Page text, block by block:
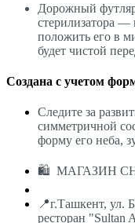
Дорожный
стерилизатора —
положить его в
будет чистой
Создана с учетом
Следите за
симметричной
форму его неба,
🛍 МАГАЗИН
📍г.Ташкент, ул.
ресторан "Sultan